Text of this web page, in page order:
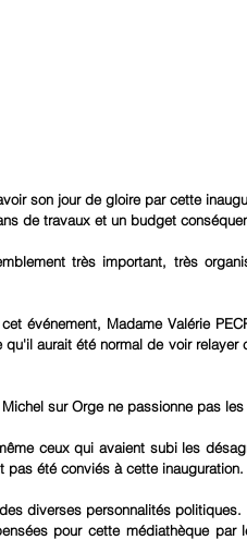
son jour de gloire par cette
de travaux et un budget
très important, très
événement, Madame Valérie
aurait été normal de voir relayer
sur Orge ne passionne pas
ceux qui avaient subi les
été conviés à cette inauguration.
diverses personnalités politiques.
pour cette médiathèque par